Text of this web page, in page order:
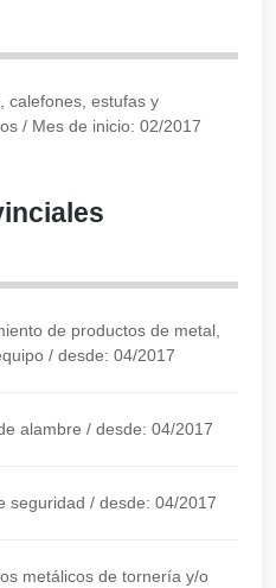
calefones, estufas y
/ Mes de inicio: 02/2017
de productos de metal,
/ desde: 04/2017
alambre / desde: 04/2017
seguridad / desde: 04/2017
metálicos de tornería y/o